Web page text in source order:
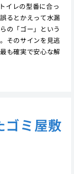
イレの型番に合っ
るとかえって水漏
の「ゴー」という
そのサインを見逃
も確実で安心な解
ゴミ屋敷